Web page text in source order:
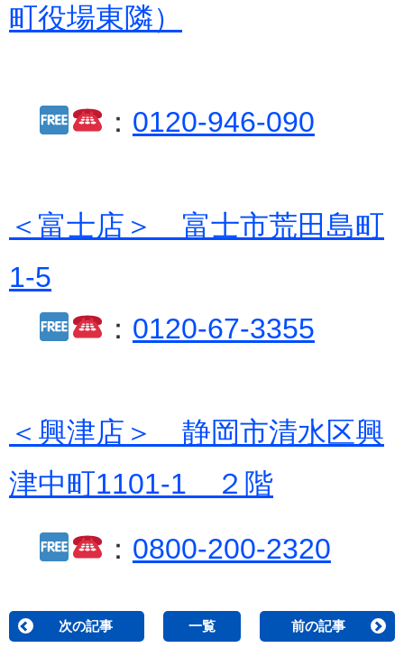
町役場東隣）
： 0120-946-090
＜富士店＞ 富士市荒田島町
1-5
： 0120-67-3355
＜興津店＞ 静岡市清水区興
津中町1101-1 ２階
： 0800-200-2320
次の記事 一覧 前の記事